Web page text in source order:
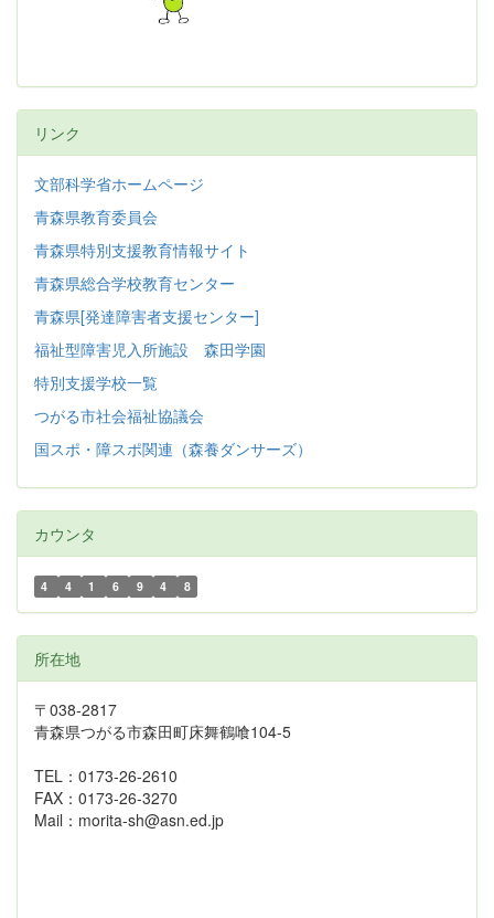
リンク
文部科学省ホームページ
青森県教育委員会
青森県特別支援教育情報サイト
青森県総合学校教育センター
青森県[発達障害者支援センター]
福祉型障害児入所施設 森田学園
特別支援学校一覧
つがる市社会福祉協議会
国スポ・障スポ関連（森養ダンサーズ）
カウンタ
4 4 1 6 9 4 8
所在地
〒038-2817
青森県つがる市森田町床舞鶴喰104-5
TEL：0173-26-2610
FAX：0173-26-3270
Mail：morita-sh@asn.ed.jp